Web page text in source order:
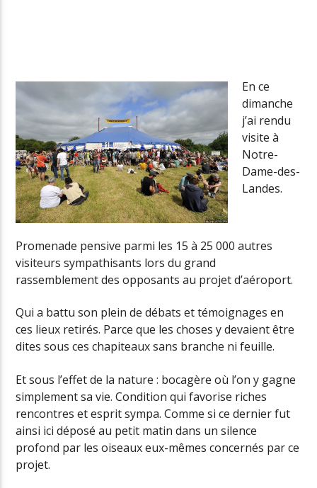
Radio Univers
En ce
dimanche
j’ai rendu
visite à
Notre-
Dame-des-
Landes.
Promenade pensive parmi les 15 à 25 000 autres
visiteurs sympathisants lors du grand
rassemblement des opposants au projet d’aéroport.
Qui a battu son plein de débats et témoignages en
ces lieux retirés. Parce que les choses y devaient être
dites sous ces chapiteaux sans branche ni feuille.
Et sous l’effet de la nature : bocagère où l’on y gagne
simplement sa vie. Condition qui favorise riches
rencontres et esprit sympa. Comme si ce dernier fut
ainsi ici déposé au petit matin dans un silence
profond par les oiseaux eux-mêmes concernés par ce
projet.